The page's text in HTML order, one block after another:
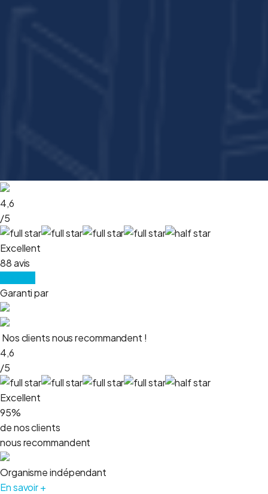
4,6
/5
Excellent
88 avis
Garanti par
Nos clients nous recommandent !
4,6
/5
Excellent
95%
de nos clients
nous recommandent
Organisme indépendant
En savoir +